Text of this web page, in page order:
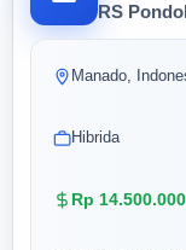
RS
Manado,
Hibrida
Rp